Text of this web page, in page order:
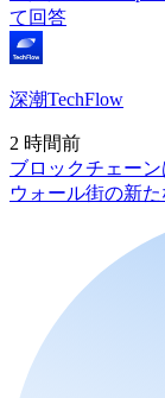
て回答
深潮TechFlow
2 時間前
ブロックチェー
ウォール街の新